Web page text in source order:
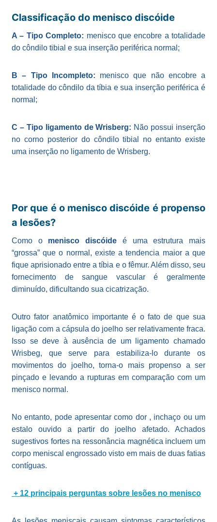
Classificação do menisco discóide
A – Tipo Completo: menisco que encobre a totalidade
do côndilo tibial e sua inserção periférica normal;
B – Tipo Incompleto: menisco que não encobre a
totalidade do côndilo da tíbia e sua inserção periférica é
normal;
C – Tipo ligamento de Wrisberg: Não possui inserção
no corno posterior do côndilo tibial no entanto existe
uma inserção no ligamento de Wrisberg.
Por que é o menisco discóide é propenso
a lesões?
Como o menisco discóide é uma estrutura mais
“grossa” que o normal, existe a tendencia maior a que
fique aprisionado entre a tíbia e o fêmur. Além disso, seu
fornecimento de sangue vascular é geralmente
diminuído, dificultando sua cicatrização.
Outro fator anatômico importante é o fato de que sua
ligação com a cápsula do joelho ser relativamente fraca.
Isso se deve à ausência de um ligamento chamado
Wrisbeg, que serve para estabiliza-lo durante os
movimentos do joelho, torna-o mais propenso a ser
pinçado e levando a rupturas em comparação com um
menisco normal.
No entanto, pode apresentar como dor , inchaço ou um
estalo ouvido a partir do joelho afetado. Achados
sugestivos fortes na ressonância magnética incluem um
corpo meniscal engrossado visto em mais de duas fatias
contíguas.
+ 12 principais perguntas sobre lesões no menisco